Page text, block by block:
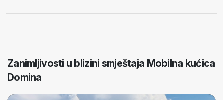
Zanimljivosti u blizini smještaja Mobilna kućica
Domina